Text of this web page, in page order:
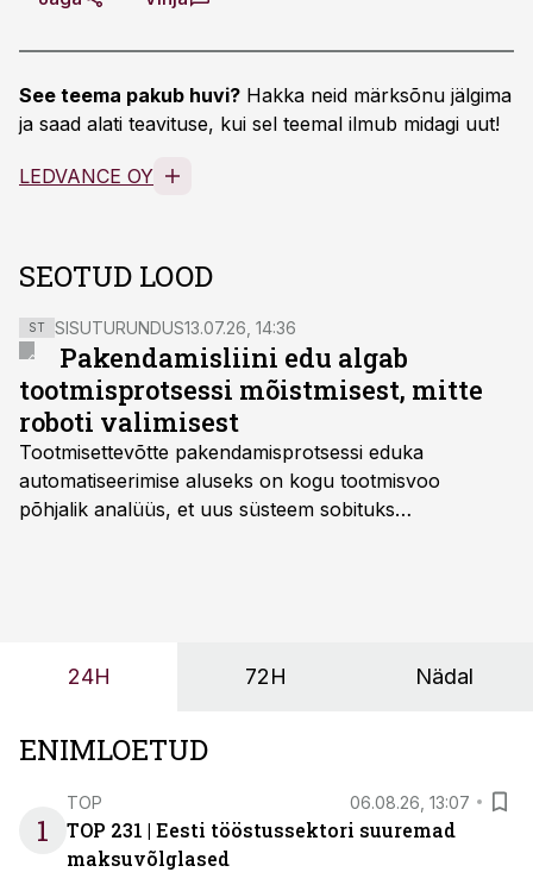
See teema pakub huvi? Hakka neid märksõnu jälgima
ja saad alati teavituse, kui sel teemal ilmub midagi uut!
LEDVANCE OY
SEOTUD LOOD
ST SISUTURUNDUS13.07.26, 14:36
Pakendamisliini edu algab
tootmisprotsessi mõistmisest, mitte
roboti valimisest
Tootmisettevõtte pakendamisprotsessi eduka
automatiseerimise aluseks on kogu tootmisvoo
põhjalik analüüs, et uus süsteem sobituks
OÜ tegevjuht Sander Mitendorf.
24H 72H Nädal
ENIMLOETUD
1
TOP 06.08.26, 13:07
TOP 231 | Eesti tööstussektori suuremad
maksuvõlglased